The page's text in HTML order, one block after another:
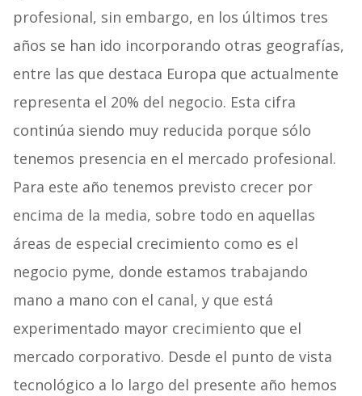
profesional, sin embargo, en los últimos tres
años se han ido incorporando otras geografías,
entre las que destaca Europa que actualmente
representa el 20% del negocio. Esta cifra
continúa siendo muy reducida porque sólo
tenemos presencia en el mercado profesional.
Para este año tenemos previsto crecer por
encima de la media, sobre todo en aquellas
áreas de especial crecimiento como es el
negocio pyme, donde estamos trabajando
mano a mano con el canal, y que está
experimentado mayor crecimiento que el
mercado corporativo. Desde el punto de vista
tecnológico a lo largo del presente año hemos